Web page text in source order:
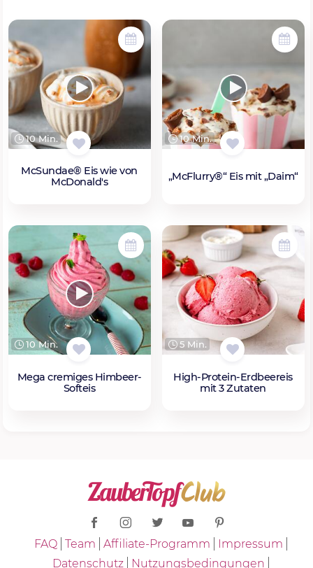
10 Min.
McSundae® Eis wie von
McDonald's
10 Min.
„McFlurry®“ Eis mit „Daim“
10 Min.
Mega cremiges Himbeer-
Softeis
5 Min.
High-Protein-Erdbeereis
mit 3 Zutaten
FAQ Team Affiliate-Programm
Impressum
Datenschutz
Nutzungsbedingungen